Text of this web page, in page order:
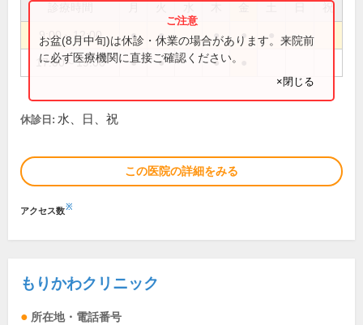
祝
9:00～12:00 ● ● ● ●
17:00～19:00 ● ● ●
お盆(8月中旬)は休診・休業の場合があります。来院前
に必ず医療機関に直接ご確認ください。
×閉じる
休診日: 水、日、祝
この医院の詳細をみる
アクセス数※
もりかわクリニック
所在地・電話番号